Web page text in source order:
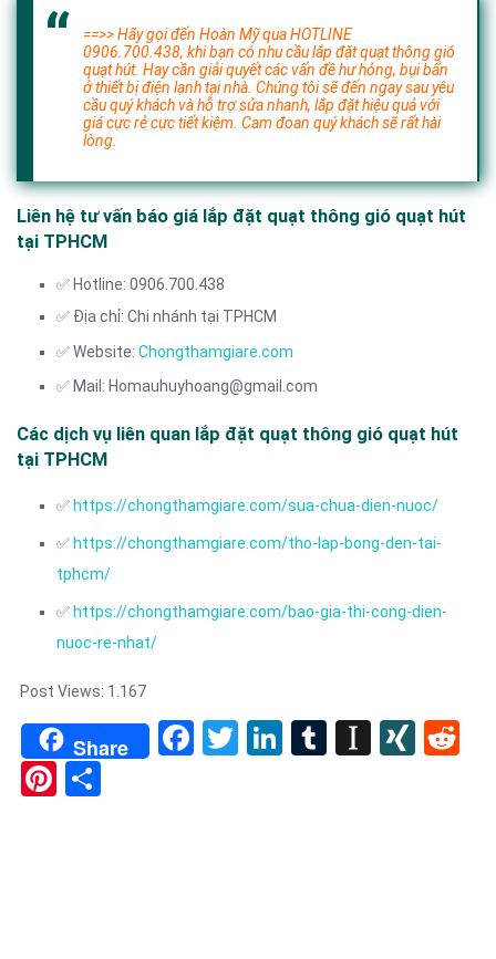
==>> Hãy gọi đến Hoàn Mỹ qua HOTLINE
0906.700.438, khi bạn có nhu cầu lắp đặt quạt thông gió
quạt hút. Hay cần giải quyết các vấn đề hư hỏng, bụi bẩn
ở thiết bị điện lạnh tại nhà. Chúng tôi sẽ đến ngay sau yêu
cầu quý khách và hỗ trợ sửa nhanh, lắp đặt hiệu quả với
giá cực rẻ cực tiết kiệm. Cam đoan quý khách sẽ rất hài
lòng.
Liên hệ tư vấn báo giá lắp đặt quạt thông gió quạt hút
tại TPHCM
✅ Hotline: 0906.700.438
✅ Địa chỉ: Chi nhánh tại TPHCM
✅ Website: Chongthamgiare.com
✅ Mail: Homauhuyhoang@gmail.com
Các dịch vụ liên quan lắp đặt quạt thông gió quạt hút
tại TPHCM
✅ https://chongthamgiare.com/sua-chua-dien-nuoc/
✅ https://chongthamgiare.com/tho-lap-bong-den-tai-
tphcm/
✅ https://chongthamgiare.com/bao-gia-thi-cong-dien-
nuoc-re-nhat/
Post Views: 1.167
Share Facebook
TwitterLinkedIn
Tumblr
Pinterest